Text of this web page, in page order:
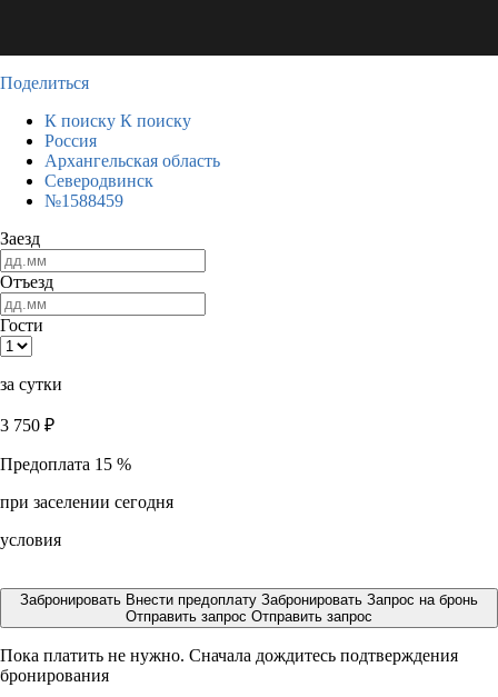
Поделиться
К поиску К поиску
Россия
Архангельская область
Северодвинск
№1588459
Заезд
Отъезд
Гости
за сутки
3 750 ₽
Предоплата 15 %
при заселении сегодня
условия
Забронировать Внести предоплату Забронировать Запрос на бронь
Отправить запрос Отправить запрос
Пока платить не нужно. Сначала дождитесь подтверждения
бронирования